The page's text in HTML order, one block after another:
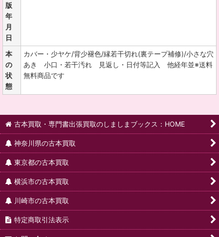
版
年
月
日
本
の
状
態
カバー・少ヤケ/背少褪色/縁若干切れ(裏テープ補修)/小さな穴
あき 小口・若干汚れ 見返し・日付等記入 他経年並※送料
無料商品です
古本買取・専門書出張買取のしましまブックス：HOME
神奈川県の古本買取
東京都の古本買取
横浜市の古本買取
川崎市の古本買取
特定商取引法表示